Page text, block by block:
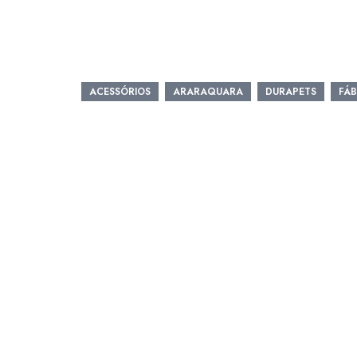
ACESSÓRIOS ARARAQUARA DURAPETS